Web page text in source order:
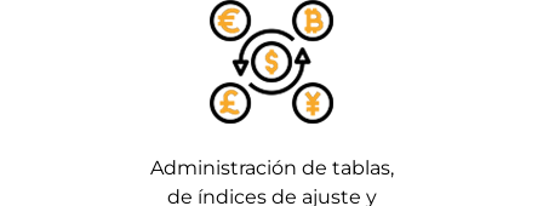
Administración de tablas,
de índices de ajuste y